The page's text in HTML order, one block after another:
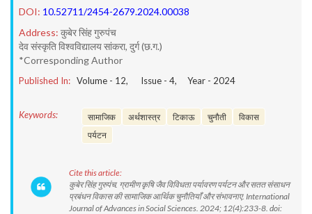
DOI: 10.52711/2454-2679.2024.00038
Address: कुबेर सिंह गुरुपंच
देव संस्कृति विश्वविद्यालय सांकरा, दुर्ग (छ.ग.)
*Corresponding Author
Published In: Volume - 12, Issue - 4, Year - 2024
Keywords: सामाजिक अर्थशास्त्र टिकाऊ चुनौती
विकास
पर्यटन
Cite this article:
कुबेर सिंह गुरुपंच. ग्रामीण कृषि जैव विविधता पर्यावरण पर्यटन और सतत संसाधन
प्रबंधन विकास की सामाजिक आर्थिक चुनौतियाँ और संभावनाए. International
Journal of Advances in Social Sciences. 2024; 12(4):233-8. doi: